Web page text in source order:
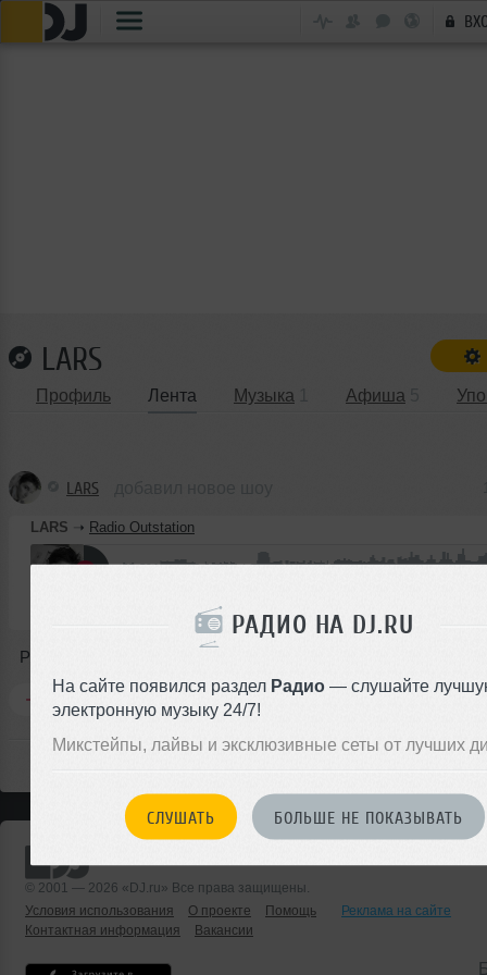
РАДИО НА DJ.RU
На сайте появился раздел Радио — слушайте
электронную музыку 24/7!
Микстейпы, лайвы и эксклюзивные сеты от лучших
СЛУШАТЬ БОЛЬШЕ НЕ ПОКАЗЫВАТЬ
LARS
Профиль Лента Музыка Афиша
LARS
LARS ➝ Radio Outstation
В плейлист
Present
Комментировать Перепостить
© 2001 — 2026 «DJ.ru» Все права защищены.
Условия использования
О проекте Помощь
Реклама на сайте
Контактная информация
Вакансии